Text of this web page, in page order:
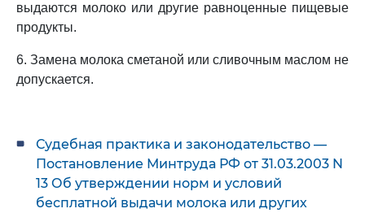
выдаются молоко или другие равноценные пищевые
продукты.
6. Замена молока сметаной или сливочным маслом не
допускается.
Судебная практика и законодательство —
Постановление Минтруда РФ от 31.03.2003 N
13 Об утверждении норм и условий
бесплатной выдачи молока или других